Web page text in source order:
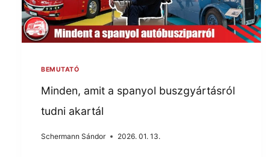
BEMUTATÓ
Minden, amit a spanyol buszgyártásról
tudni akartál
Schermann Sándor 2026. 01. 13.